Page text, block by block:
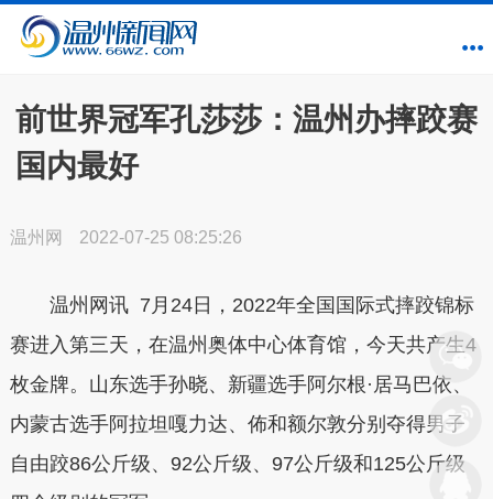
前世界冠军孔莎莎：温州办摔跤赛
国内最好
温州网 2022-07-25 08:25:26
温州网讯 7月24日，2022年全国国际式摔跤锦标
赛进入第三天，在温州奥体中心体育馆，今天共产生4
枚金牌。山东选手孙晓、新疆选手阿尔根·居马巴依、
内蒙古选手阿拉坦嘎力达、佈和额尔敦分别夺得男子
自由跤86公斤级、92公斤级、97公斤级和125公斤级